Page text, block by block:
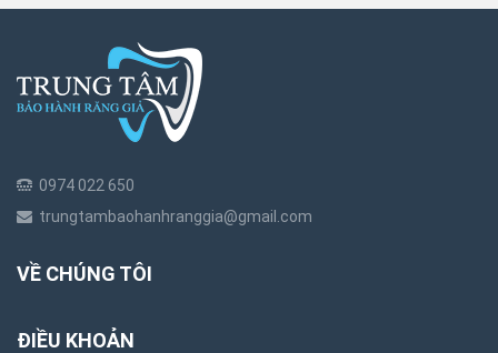
0974 022 650
trungtambaohanhranggia@gmail.com
VỀ CHÚNG TÔI
ĐIỀU KHOẢN